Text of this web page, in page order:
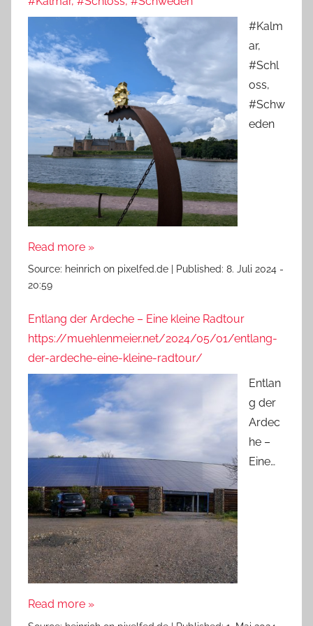
#Kalm
ar,
#Schl
oss,
#Schw
eden
Read more »
Source: heinrich on pixelfed.de Published: 8. Juli 2024 -
20:59
Entlang der Ardeche – Eine kleine Radtour
https://muehlenmeier.net/2024/05/01/entlang-
der-ardeche-eine-kleine-radtour/
Entlan
g der
Ardec
he –
Eine…
Read more »